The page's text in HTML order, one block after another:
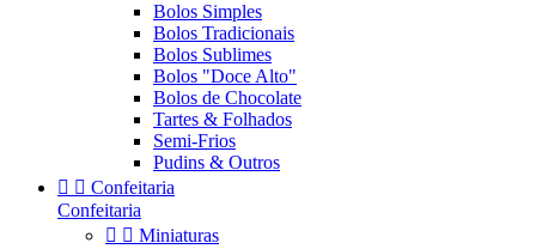
Bolos Simples
Bolos Tradicionais
Bolos Sublimes
Bolos "Doce Alto"
Bolos de Chocolate
Tartes & Folhados
Semi-Frios
Pudins & Outros
  Confeitaria
Confeitaria
  Miniaturas